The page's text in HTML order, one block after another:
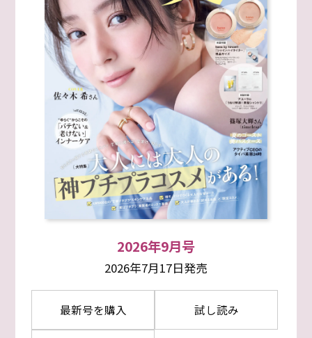
2026年9月号
2026年7月17日発売
最新号を購入 試し読み